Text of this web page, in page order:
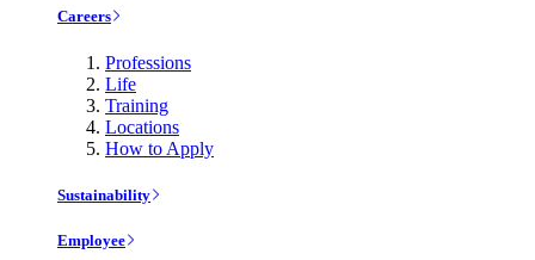
Careers
Professions
Life
Training
Locations
How to Apply
Sustainability
Employee